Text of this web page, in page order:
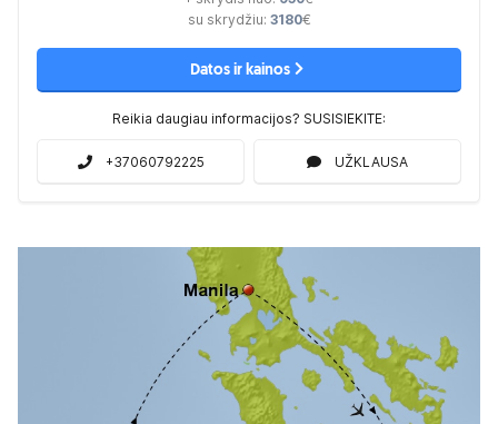
su skrydžiu: 3180€
Datos ir kainos
Reikia daugiau informacijos? SUSISIEKITE:
+37060792225 UŽKLAUSA